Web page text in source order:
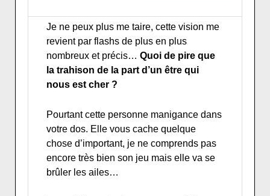
Je ne peux plus me taire, cette vision me
revient par flashs de plus en plus
nombreux et précis… Quoi de pire que
la trahison de la part d’un être qui
nous est cher ?
Pourtant cette personne manigance dans
votre dos. Elle vous cache quelque
chose d’important, je ne comprends pas
encore très bien son jeu mais elle va se
brûler les ailes…